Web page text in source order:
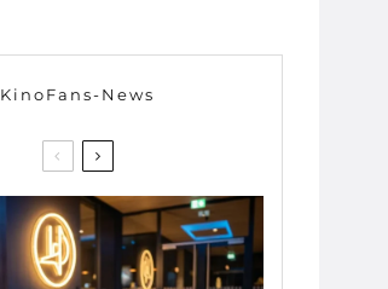
KinoFans-News